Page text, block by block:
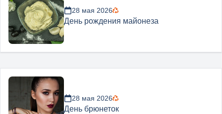
28 мая 2026
День рождения майонеза
28 мая 2026
День брюнеток